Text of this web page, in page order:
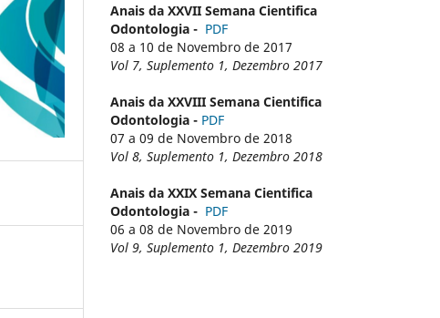
Anais da XXVII Semana Cientifica
Odontologia - PDF
08 a 10 de Novembro de 2017
Vol 7, Suplemento 1, Dezembro 2017
Anais da XXVIII Semana Cientifica
Odontologia - PDF
07 a 09 de Novembro de 2018
Vol 8, Suplemento 1, Dezembro 2018
Anais da XXIX Semana Cientifica
Odontologia - PDF
06 a 08 de Novembro de 2019
Vol 9, Suplemento 1, Dezembro 2019